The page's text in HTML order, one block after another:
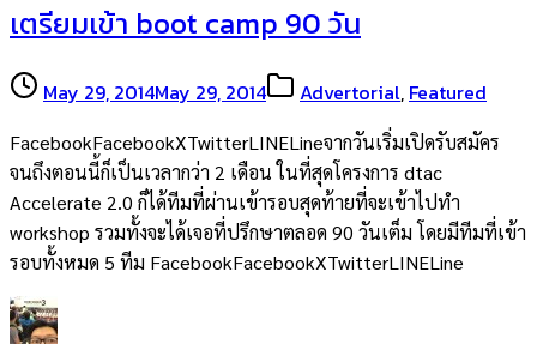
เตรียมเข้า boot camp 90 วัน
May 29, 2014May 29, 2014 Advertorial, Featured
FacebookFacebookXTwitterLINELineจากวันเริ่มเปิดรับสมัคร
จนถึงตอนนี้ก็เป็นเวลากว่า 2 เดือน ในที่สุดโครงการ dtac
Accelerate 2.0 ก็ได้ทีมที่ผ่านเข้ารอบสุดท้ายที่จะเข้าไปทำ
workshop รวมทั้งจะได้เจอที่ปรึกษาตลอด 90 วันเต็ม โดยมีทีมที่เข้า
รอบทั้งหมด 5 ทีม FacebookFacebookXTwitterLINELine